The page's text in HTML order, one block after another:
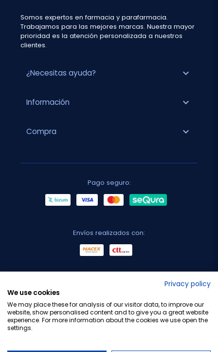
Somos expertos en farmacia y parafarmacia.
Trabajamos para las mejores marcas. Nuestra mayor
prioridad es la atención personalizada a nuestros
clientes.
¿Necesitas ayuda? expand_more
Información expand_more
Compra expand_more
Pago seguro:
Envíos realizados con:
Privacy policy
We use cookies
We may place these for analysis of our visitor data, to improve our
website, show personalised content and to give you a great website
experience. For more information about the cookies we use open the
settings.